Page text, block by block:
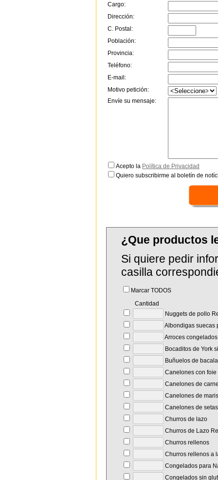
Cargo:
Dirección:
C. Postal:
Población:
Provincia:
Teléfono:
E-mail:
Motivo petición:
Envíe su mensaje:
Acepto la Política de Privacidad
Quiero subscribirme al boletín de
¿Que productos
Si quiere pedir
casilla
Marcar TODOS
Cantidad
Nuggets de pollo
Albondigas suecas
Arroces
Bocaditos de York
Buñuelos de
Canelones con foie
Canelones de
Canelones de
Canelones de setas
Churros de lazo
Churros de Lazo
Churros rellenos
Churros rellenos a
Congelados para
Congelados sin